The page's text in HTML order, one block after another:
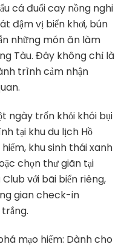
cá đuối cay nồng nghi
đậm vị biển khơi, bún
những món ăn làm
Tàu. Đây không chỉ là
trình cảm nhận
ngày trốn khỏi khói bụi
tại khu du lịch Hồ
khu sinh thái xanh
chọn thư giãn tại
với bãi biển riêng,
gian check-in
mạo hiểm: Dành cho